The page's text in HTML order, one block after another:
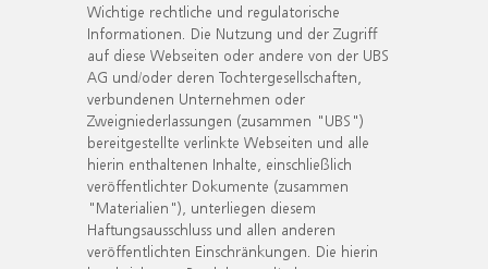
Wichtige rechtliche und regulatorische
Informationen. Die Nutzung und der Zugriff
auf diese Webseiten oder andere von der UBS
AG und/oder deren Tochtergesellschaften,
verbundenen Unternehmen oder
Zweigniederlassungen (zusammen "UBS")
bereitgestellte verlinkte Webseiten und alle
hierin enthaltenen Inhalte, einschließlich
veröffentlichter Dokumente (zusammen
"Materialien"), unterliegen diesem
Haftungsausschluss und allen anderen
veröffentlichten Einschränkungen. Die hierin